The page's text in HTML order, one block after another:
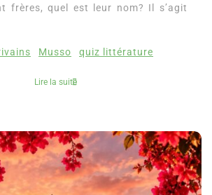
frères, quel est leur nom? Il s’agit
Musso quiz littérature
Lire la suite